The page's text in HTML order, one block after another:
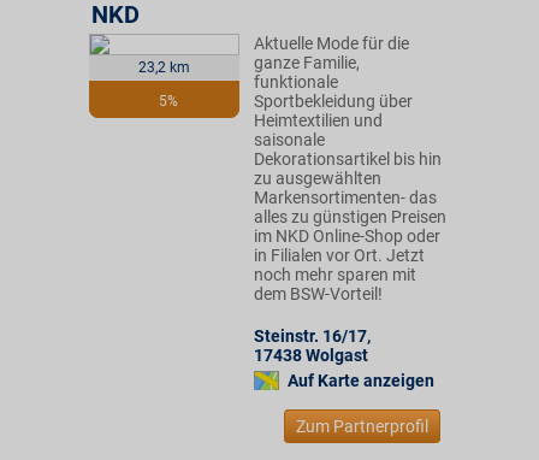
23,2 km
5%
NKD
Aktuelle Mode für die
ganze Familie,
funktionale
Sportbekleidung über
Heimtextilien und
saisonale
Dekorationsartikel bis hin
zu ausgewählten
Markensortimenten- das
alles zu günstigen Preisen
im NKD Online-Shop oder
in Filialen vor Ort. Jetzt
noch mehr sparen mit
dem BSW-Vorteil!
Steinstr. 16/17,
17438Wolgast
Auf Karte anzeigen
Zum Partnerprofil